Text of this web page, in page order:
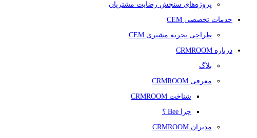
پروژه‌های سنجش رضایت مشتریان
خدمات تخصصی CEM
طراحی تجربه مشتری CEM
درباره CRMROOM
بلاگ
معرفی CRMROOM
شناخت CRMROOM
چرا Bee ؟
مدیران CRMROOM